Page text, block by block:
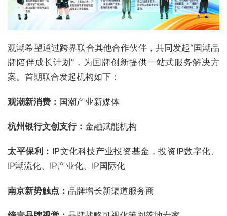
观潮希望通过跨界联合其他合作伙伴，共同发起“国潮品
牌陪伴成长计划”，为国牌创新提供一站式服务解决方
案。首期联合发起机构如下：
观潮新消费： 国潮产业新媒体
杭州银行文创支行： 金融赋能机构
太平保利： IP文化科技产业投资基金，投资IP数字化、
IP潮流化、 IP产业化、 IP国际化
南京新势触点： 品牌增长新渠道服务商